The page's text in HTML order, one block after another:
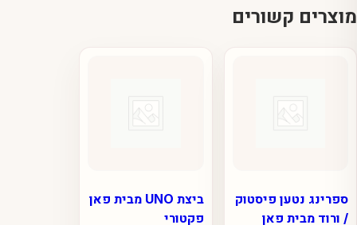
מוצרים קשורים
ביצת UNO מבית פאן
פקטורי
ספרינג נטען פיסטוק
/ ורוד מבית פאן